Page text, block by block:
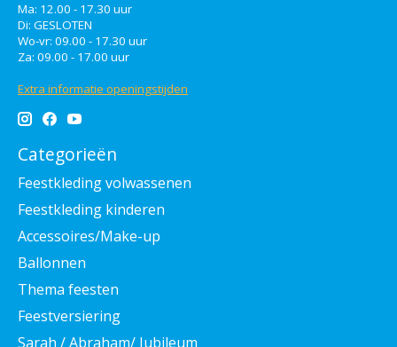
Ma: 12.00 - 17.30 uur
Di: GESLOTEN
Wo-vr: 09.00 - 17.30 uur
Za: 09.00 - 17.00 uur
Extra informatie openingstijden
Categorieën
Feestkleding volwassenen
Feestkleding kinderen
Accessoires/Make-up
Ballonnen
Thema feesten
Feestversiering
Sarah / Abraham/ Jubileum